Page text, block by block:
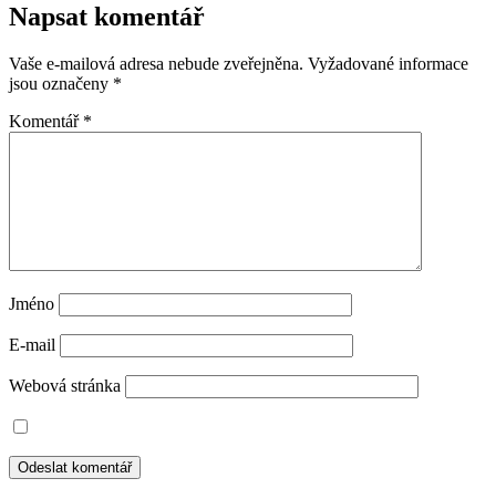
Napsat komentář
Vaše e-mailová adresa nebude zveřejněna. Vyžadované informace
jsou označeny *
Komentář *
Jméno
E-mail
Webová stránka